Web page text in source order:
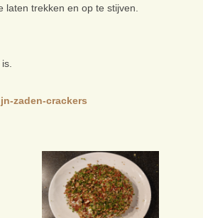
trekken en op te stijven.
zaden-crackers